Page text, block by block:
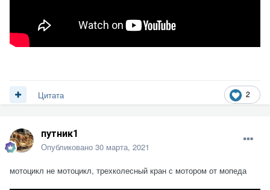
2
Цитата
путник1
Опубликовано 30 марта, 2021
мотоцикл не мотоцикл, трехколесный кран с мотором от мопеда